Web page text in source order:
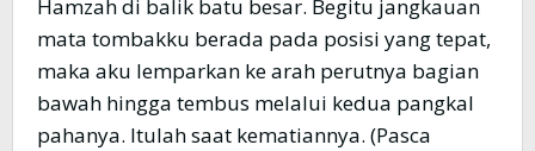
Hamzah di balik batu besar. Begitu jangkauan
mata tombakku berada pada posisi yang tepat,
maka aku lemparkan ke arah perutnya bagian
bawah hingga tembus melalui kedua pangkal
pahanya. Itulah saat kematiannya. (Pasca